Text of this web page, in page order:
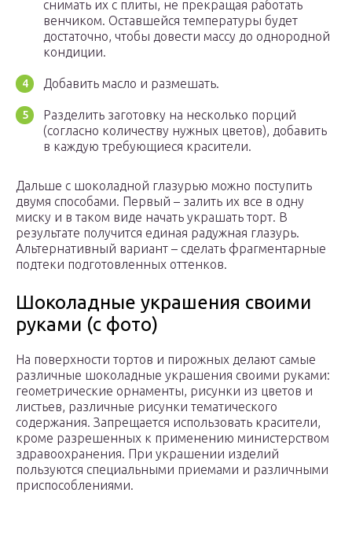
снимать их с плиты, не прекращая работать
венчиком. Оставшейся температуры будет
достаточно, чтобы довести массу до однородной
кондиции.
Добавить масло и размешать.
Разделить заготовку на несколько порций
(согласно количеству нужных цветов), добавить
в каждую требующиеся красители.
Дальше с шоколадной глазурью можно поступить
двумя способами. Первый – залить их все в одну
миску и в таком виде начать украшать торт. В
результате получится единая радужная глазурь.
Альтернативный вариант – сделать фрагментарные
подтеки подготовленных оттенков.
Шоколадные украшения своими
руками (с фото)
На поверхности тортов и пирожных делают самые
различные шоколадные украшения своими руками:
геометрические орнаменты, рисунки из цветов и
листьев, различные рисунки тематического
содержания. Запрещается использовать красители,
кроме разрешенных к применению министерством
здравоохранения. При украшении изделий
пользуются специальными приемами и различными
приспособлениями.